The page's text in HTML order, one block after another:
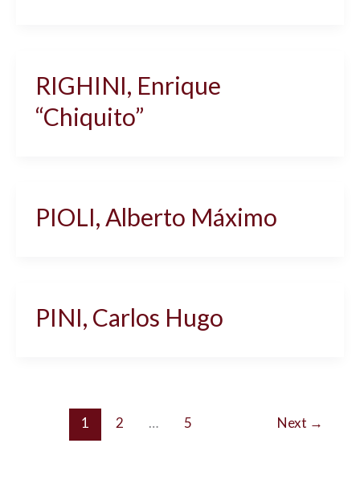
RIGHINI, Enrique
“Chiquito”
PIOLI, Alberto Máximo
PINI, Carlos Hugo
1 2 … 5 Next →